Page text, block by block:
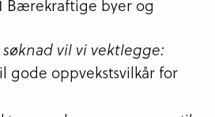
Bærekraftige byer og
vil vi vektlegge:
gode oppvekstsvilkår for